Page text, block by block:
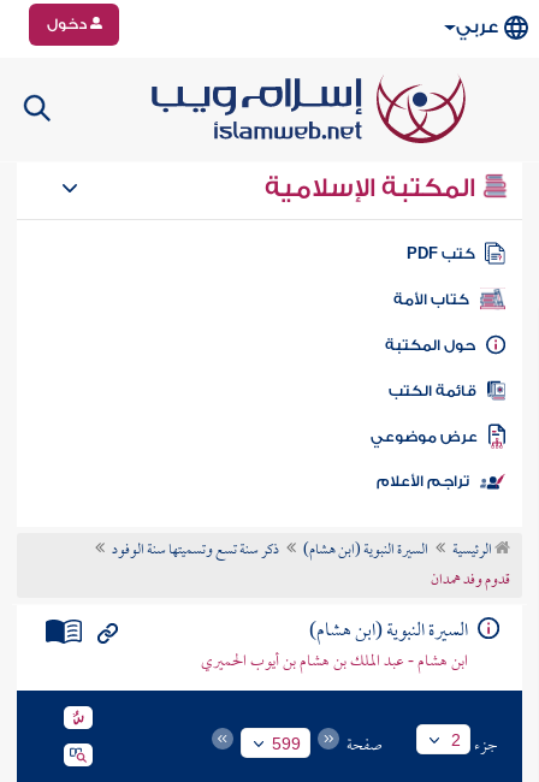
عربي دخول
المكتبة الإسلامية
كتب PDF
كتاب الأمة
المكتبة
الكتب
موضوعي
تراجم الأعلام
الرئيسية السيرة النبوية (ابن هشام)
ذكر سنة تسع وتسميتها سنة الوفود
قدوم وفد همدان
السيرة النبوية (ابن هشام)
ابن هشام - عبد الملك بن هشام بن أيوب الحميري
جزء 2 صفحة 599